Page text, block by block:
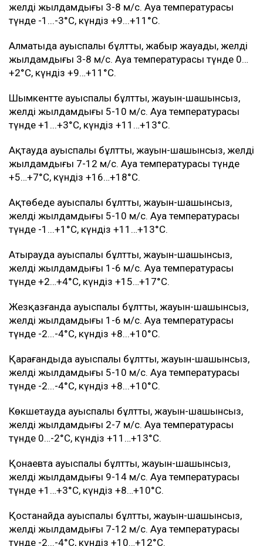
желдің жылдамдығы 3-8 м/с. Ауа температурасы
түнде -1...-3°C, күндіз +9...+11°C.
Алматыда ауыспалы бұлтты, жаңбыр жауады, желдің
жылдамдығы 3-8 м/с. Ауа температурасы түнде 0…
+2°C, күндіз +9…+11°C.
Шымкентте ауыспалы бұлтты, жауын-шашынсыз,
желдің жылдамдығы 5-10 м/с. Ауа температурасы
түнде +1...+3°C, күндіз +11…+13°C.
Ақтауда ауыспалы бұлтты, жауын-шашынсыз, желдің
жылдамдығы 7-12 м/с. Ауа температурасы түнде
+5…+7°C, күндіз +16…+18°C.
Ақтөбеде ауыспалы бұлтты, жауын-шашынсыз,
желдің жылдамдығы 5-10 м/с. Ауа температурасы
түнде -1...+1°C, күндіз +11…+13°C.
Атырауда ауыспалы бұлтты, жауын-шашынсыз,
желдің жылдамдығы 1-6 м/с. Ауа температурасы
түнде +2…+4°C, күндіз +15…+17°C.
Жезқазғанда ауыспалы бұлтты, жауын-шашынсыз,
желдің жылдамдығы 1-6 м/с. Ауа температурасы
түнде -2...-4°C, күндіз +8...+10°C.
Қарағандыда ауыспалы бұлтты, жауын-шашынсыз,
желдің жылдамдығы 5-10 м/с. Ауа температурасы
түнде -2...-4°C, күндіз +8...+10°C.
Көкшетауда ауыспалы бұлтты, жауын-шашынсыз,
желдің жылдамдығы 2-7 м/с. Ауа температурасы
түнде 0…-2°C, күндіз +11…+13°C.
Қонаевта ауыспалы бұлтты, жауын-шашынсыз,
желдің жылдамдығы 9-14 м/с. Ауа температурасы
түнде +1…+3°C, күндіз +8…+10°C.
Қостанайда ауыспалы бұлтты, жауын-шашынсыз,
желдің жылдамдығы 7-12 м/с. Ауа температурасы
түнде -2...-4°C, күндіз +10…+12°C.